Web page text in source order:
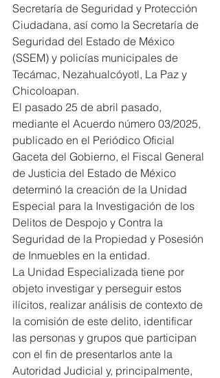
Secretaría de Seguridad y Protección
Ciudadana, así como la Secretaría de
Seguridad del Estado de México
(SSEM) y policías municipales de
Tecámac, Nezahualcóyotl, La Paz y
Chicoloapan.
El pasado 25 de abril pasado,
mediante el Acuerdo número 03/2025,
publicado en el Periódico Oficial
Gaceta del Gobierno, el Fiscal General
de Justicia del Estado de México
determinó la creación de la Unidad
Especial para la Investigación de los
Delitos de Despojo y Contra la
Seguridad de la Propiedad y Posesión
de Inmuebles en la entidad.
La Unidad Especializada tiene por
objeto investigar y perseguir estos
ilícitos, realizar análisis de contexto de
la comisión de este delito, identificar
las personas y grupos que participan
con el fin de presentarlos ante la
Autoridad Judicial y, principalmente,